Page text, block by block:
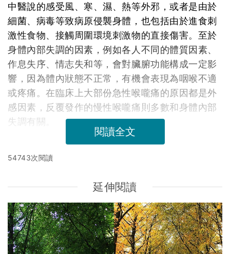
中醫說的感受風、寒、濕、熱等外邪，或者是由於
細菌、病毒等致病原侵襲身體，也包括由於進食刺
激性食物、接觸周圍環境刺激物的直接傷害。至於
身體內部失調的因素，例如各人不同的體質因素、
作息失序、情志失和等，會對臟腑功能構成一定影
響，因為體內狀態不正常，有機會表現為咽喉不適
或疼痛。在臨床上大部份急性喉嚨痛的原因都是外
感因素，反覆發作的慢性喉嚨痛則多數和身體內部
失調有關。
閱讀全文
54743次閱讀
延伸閱讀